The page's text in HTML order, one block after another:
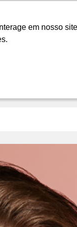
em nosso
em nosso
PRESENTES